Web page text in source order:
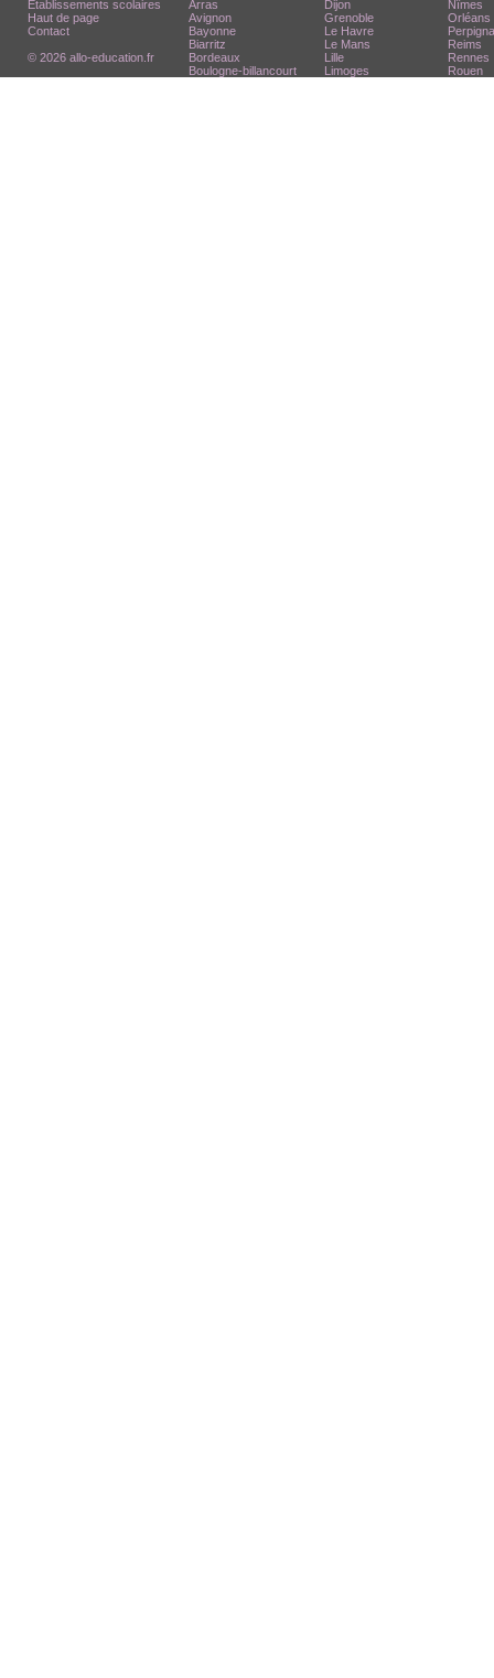
Etablissements scolaires
Haut de page
Contact
© 2026 allo-education.fr
Arras
Avignon
Bayonne
Biarritz
Bordeaux
Boulogne-billancourt
Dijon
Grenoble
Le Havre
Le Mans
Lille
Limoges
Nîmes
Orléans
Reims
Rennes
Rouen